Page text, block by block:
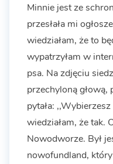
Minnie jest ze
przesłała mi
wiedziałam, że to
wypatrzyłam w
psa. Na zdjęciu
przechyloną
pytała:
wiedziałam, że tak.
Nowodworze. Był
nowofundland,